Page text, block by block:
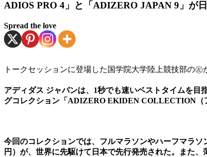
ADIOS PRO 4」と「ADIZERO JAPAN 9」が
Spread the love
トークセッションに登場した国学院大学陸上競技部の
アディダス ジャパンは、1秒でも速いベストタイムを
グコレクション「ADIZERO EKIDEN COLLECTION（
今回のコレクションでは、フルマラソンやハーフマラ
円）が、世界に先駆けて日本で先行発売された。また